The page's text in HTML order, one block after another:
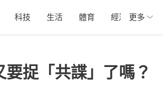
科技 生活 體育 經濟 01深圳
更多
捉「共諜」了嗎？